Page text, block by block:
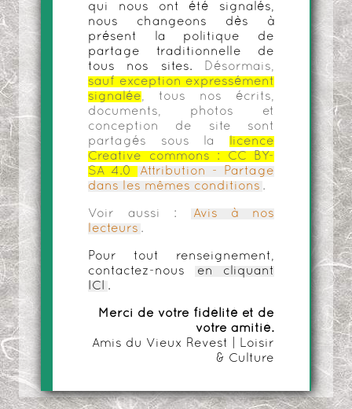
qui nous ont été signalés,
nous changeons dès à
présent la politique de
partage traditionnelle de
tous nos sites.
Désormais,
sauf exception expressément
signalée , tous nos écrits,
documents, photos et
conception de site sont
partagés sous la
licence
Creative commons :
CC BY-
SA 4.0
Attribution - Partage
dans les mêmes conditions .
Voir aussi :
Avis à nos
lecteurs .
Pour tout renseignement,
contactez-nous
en cliquant
ICI
.
Merci de votre fidélité et de
votre amitié.
Amis du Vieux Revest | Loisir
& Culture